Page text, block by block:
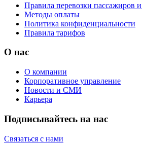
Правила перевозки пассажиров
Методы оплаты
Политика конфиденциальности
Правила тарифов
О нас
О компании
Корпоративное управление
Новости и СМИ
Карьера
Подписывайтесь на нас
Связаться с нами